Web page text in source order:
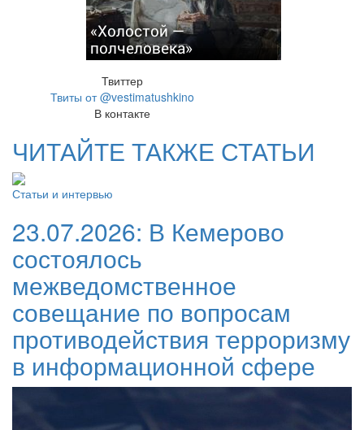
«Холостой —
полчеловека»
Твиттер
Твиты от @vestimatushkino
В контакте
ЧИТАЙТЕ ТАКЖЕ СТАТЬИ
Статьи и интервью
23.07.2026: В Кемерово
состоялось
межведомственное
совещание по вопросам
противодействия терроризму
в информационной сфере